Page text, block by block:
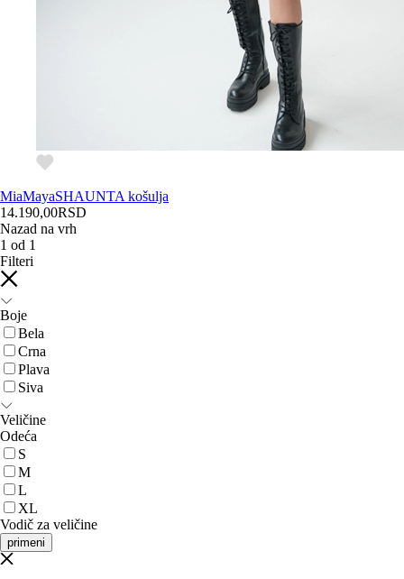
MiaMayaSHAUNTA košulja
14.190,00RSD
Nazad na vrh
1 od 1
Filteri
Boje
Bela
Crna
Plava
Siva
Veličine
Odeća
S
M
L
XL
Vodič za veličine
primeni